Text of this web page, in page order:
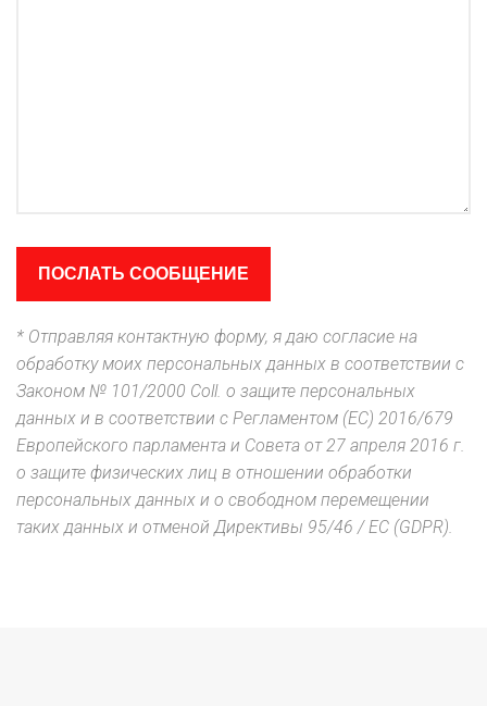
* Отправляя контактную форму, я даю согласие на
обработку моих персональных данных в соответствии с
Законом № 101/2000 Coll. о защите персональных
данных и в соответствии с Регламентом (ЕС) 2016/679
Европейского парламента и Совета от 27 апреля 2016 г.
о защите физических лиц в отношении обработки
персональных данных и о свободном перемещении
таких данных и отменой Директивы 95/46 / EC (GDPR).